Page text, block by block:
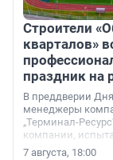
Строители
кварталов»
праздник на
В преддверии
менеджеры
„Терминал-
компании,
осторожного
7 августа, 18:00